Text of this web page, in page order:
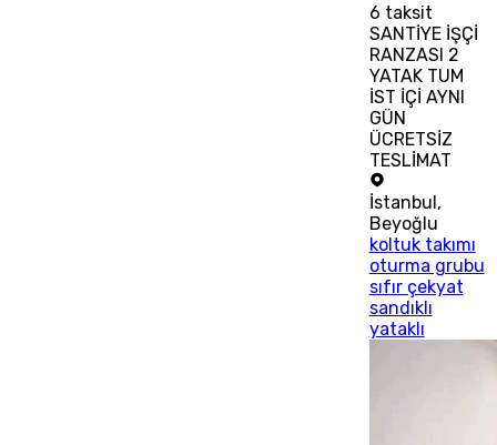
6 taksit
SANTİYE İŞÇİ
RANZASI 2
YATAK TUM
İST İÇİ AYNI
GÜN
ÜCRETSİZ
TESLİMAT
İstanbul,
Beyoğlu
koltuk takımı
oturma grubu
sıfır çekyat
sandıklı
yataklı